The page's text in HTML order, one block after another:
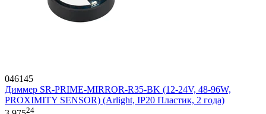
046145
Диммер SR-PRIME-MIRROR-R35-BK (12-24V, 48-96W,
PROXIMITY SENSOR) (Arlight, IP20 Пластик, 2 года)
24